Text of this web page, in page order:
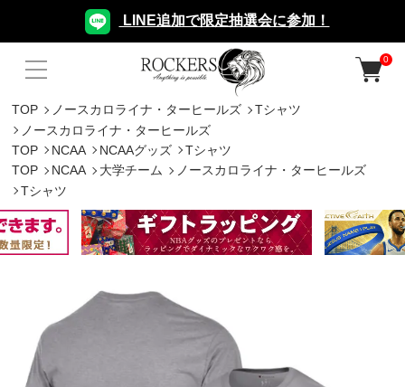
LINE追加で限定抽選会に参加！
0
TOP ノースカロライナ・ターヒールズ
Tシャツ
ノースカロライナ・ターヒールズ
TOP
NCAA NCAAグッズ
Tシャツ
TOP
NCAA 大学チーム
ノースカロライナ・ターヒールズ
Tシャツ